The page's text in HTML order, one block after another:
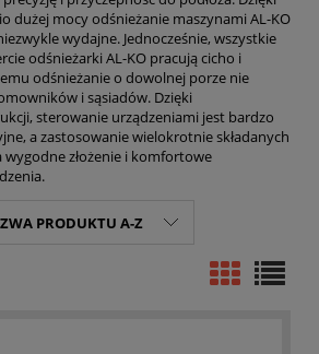
dużej mocy odśnieżanie maszynami AL-KO
wydajne. Jednocześnie, wszystkie
odśnieżarki AL-KO pracują cicho i
odśnieżanie o dowolnej porze nie
i sąsiadów. Dzięki
sterowanie urządzeniami jest bardzo
a zastosowanie wielokrotnie składanych
złożenie i komfortowe
PRODUKTU A-Z